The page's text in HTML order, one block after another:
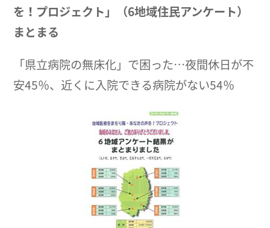
を！プロジェクト」（6地域住民アンケート）
まとまる
「県立病院の無床化」で困った…夜間休日が不
安45％、近くに入院できる病院がない54％